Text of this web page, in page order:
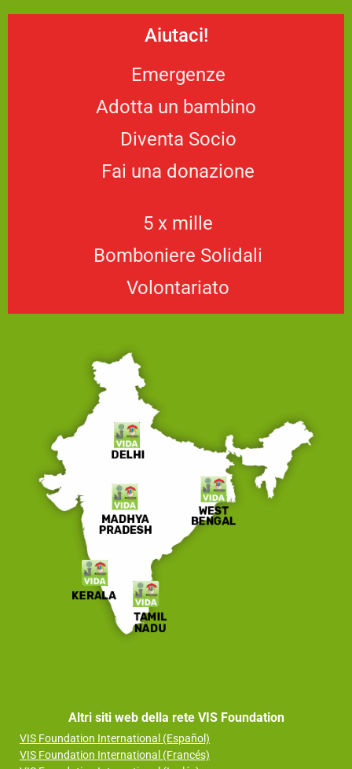
Aiutaci!
Emergenze
Adotta un bambino
Diventa Socio
Fai una donazione
5 x mille
Bomboniere Solidali
Volontariato
Altri siti web della rete VIS Foundation
VIS Foundation International (Español)
VIS Foundation International (Francés)